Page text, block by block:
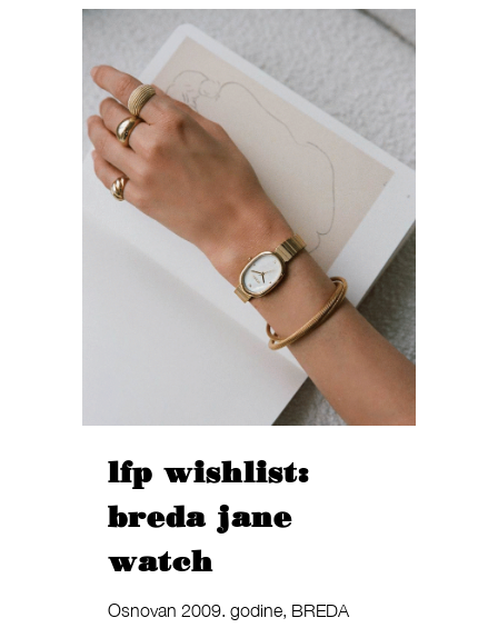
lfp wishlist:
breda jane
watch
Osnovan 2009. godine, BREDA